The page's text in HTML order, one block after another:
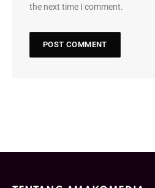
the next time I comment.